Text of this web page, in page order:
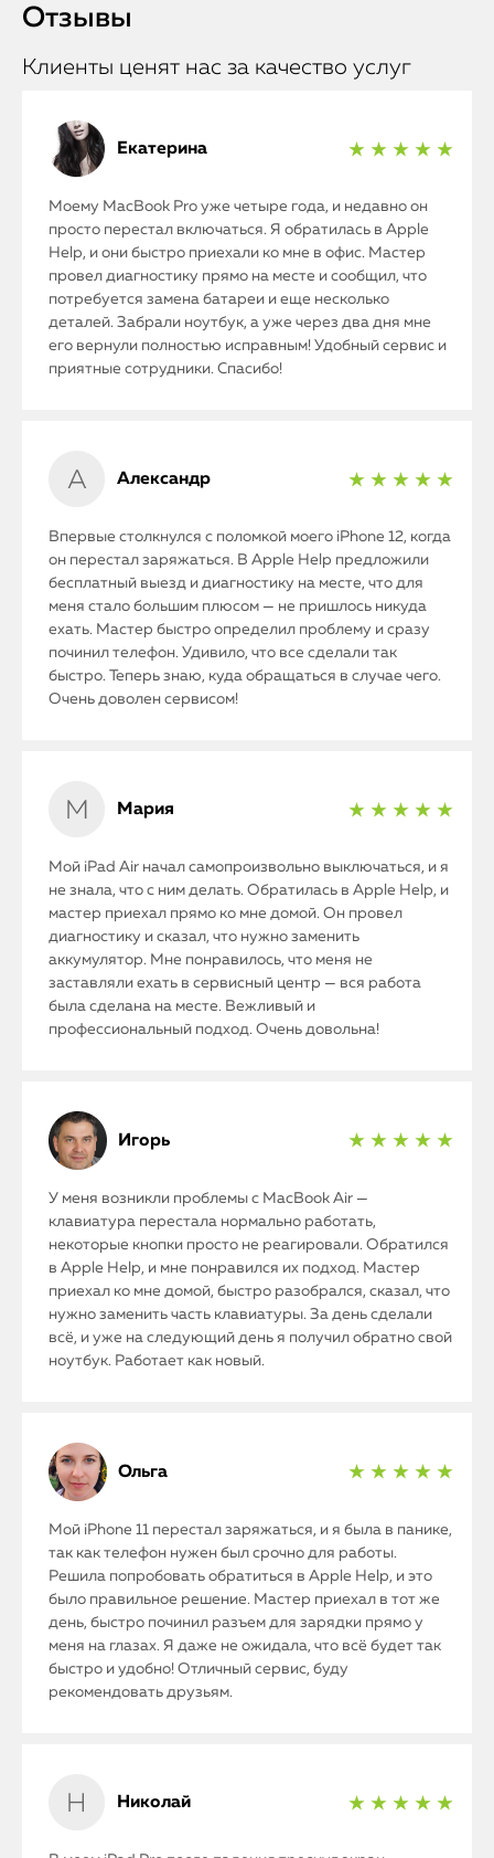
Отзывы
Клиенты ценят нас за качество услуг
Екатерина ★ ★ ★ ★ ★
Моему MacBook Pro уже четыре года, и недавно он
просто перестал включаться. Я обратилась в Apple
Help, и они быстро приехали ко мне в офис. Мастер
провел диагностику прямо на месте и сообщил, что
потребуется замена батареи и еще несколько
деталей. Забрали ноутбук, а уже через два дня мне
его вернули полностью исправным! Удобный сервис и
приятные сотрудники. Спасибо!
Александр ★ ★ ★ ★ ★
Впервые столкнулся с поломкой моего iPhone 12, когда
он перестал заряжаться. В Apple Help предложили
бесплатный выезд и диагностику на месте, что для
меня стало большим плюсом — не пришлось никуда
ехать. Мастер быстро определил проблему и сразу
починил телефон. Удивило, что все сделали так
быстро. Теперь знаю, куда обращаться в случае чего.
Очень доволен сервисом!
Мария ★ ★ ★ ★ ★
Мой iPad Air начал самопроизвольно выключаться, и я
не знала, что с ним делать. Обратилась в Apple Help, и
мастер приехал прямо ко мне домой. Он провел
диагностику и сказал, что нужно заменить
аккумулятор. Мне понравилось, что меня не
заставляли ехать в сервисный центр — вся работа
была сделана на месте. Вежливый и
профессиональный подход. Очень довольна!
Игорь ★ ★ ★ ★ ★
У меня возникли проблемы с MacBook Air —
клавиатура перестала нормально работать,
некоторые кнопки просто не реагировали. Обратился
в Apple Help, и мне понравился их подход. Мастер
приехал ко мне домой, быстро разобрался, сказал, что
нужно заменить часть клавиатуры. За день сделали
всё, и уже на следующий день я получил обратно свой
ноутбук. Работает как новый.
Ольга ★ ★ ★ ★ ★
Мой iPhone 11 перестал заряжаться, и я была в панике,
так как телефон нужен был срочно для работы.
Решила попробовать обратиться в Apple Help, и это
было правильное решение. Мастер приехал в тот же
день, быстро починил разъем для зарядки прямо у
меня на глазах. Я даже не ожидала, что всё будет так
быстро и удобно! Отличный сервис, буду
рекомендовать друзьям.
Николай ★ ★ ★ ★ ★